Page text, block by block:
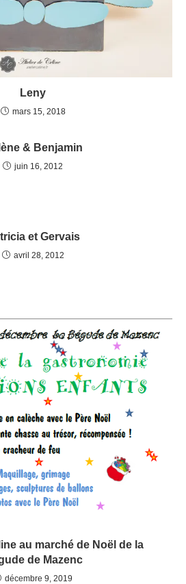
Leny
mars 15, 2018
& Benjamin
juin 16, 2012
et Gervais
avril 28, 2012
au marché de Noël de la
de Mazenc
décembre 9, 2019